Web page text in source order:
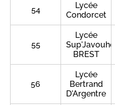
54
Lycée
Condorcet
55
Lycée
Sup'Javouhey
BREST
56
Lycée
Bertrand
D'Argentre